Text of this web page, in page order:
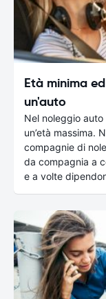
Età minima
un'auto
Nel noleggio auto
un’età massima.
compagnie di
da compagnia a
e a volte